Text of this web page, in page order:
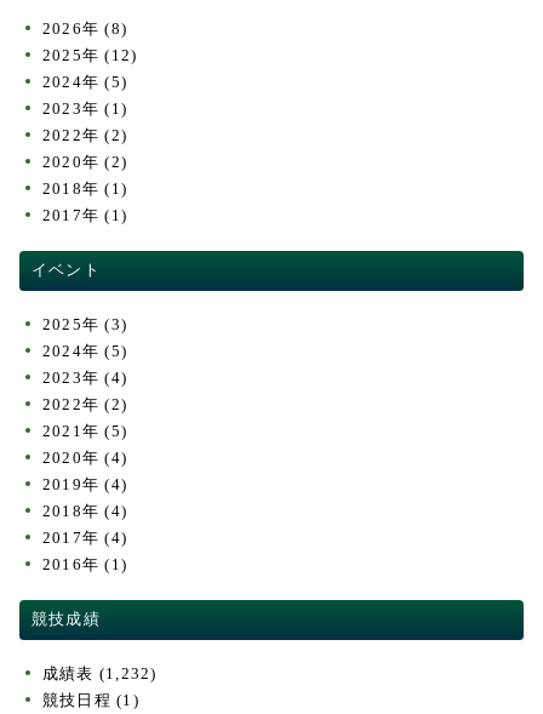
2026年 (8)
2025年 (12)
2024年 (5)
2023年 (1)
2022年 (2)
2020年 (2)
2018年 (1)
2017年 (1)
イベント
2025年 (3)
2024年 (5)
2023年 (4)
2022年 (2)
2021年 (5)
2020年 (4)
2019年 (4)
2018年 (4)
2017年 (4)
2016年 (1)
競技成績
成績表 (1,232)
競技日程 (1)